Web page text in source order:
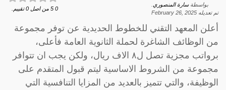
بواسطةسارة المنصوري
تم تعديله February 26, 2025
0
5 من اصل 0 تقييم.
أعلن المعهد التقني للخطوط الحديدية عن توفر مجموعة
من الوظائف الشاغرة لحملة الثانوية العامة فأعلى،
برواتب مجزية تصل ل٨ الاف ريال، ولكن يجب ان تتوافر
مجموعة من الشروط الاساسية ليتم قبول المتقدم على
الوظيفة، والتي تتميز بالعديد من المزايا التنافسية التي